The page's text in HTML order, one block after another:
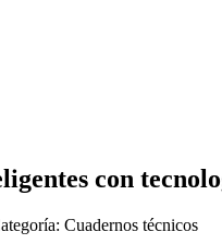
con
Cuadernos técnicos